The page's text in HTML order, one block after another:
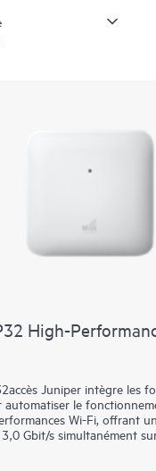
High-
Juniper intègre les
le
Wi-Fi, offrant
Gbit/s simultanément